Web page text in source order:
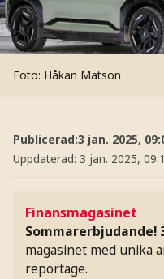
Foto: Håkan Matson
Publicerad:3 jan. 2025,
Uppdaterad: 3 jan. 2025,
Finansmagasinet
Sommarerbjudande!
magasinet med unika
reportage.